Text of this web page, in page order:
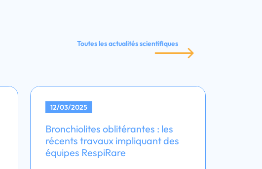
Toutes les actualités scientifiques
12/03/2025
Bronchiolites oblitérantes : les
récents travaux impliquant des
équipes RespiRare